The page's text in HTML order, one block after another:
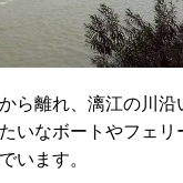
ら離れ、漓江の川沿
いなボートやフェリ
います。